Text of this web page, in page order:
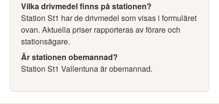
Vilka drivmedel finns på stationen?
Station St1 har de drivmedel som visas i formuläret
ovan. Aktuella priser rapporteras av förare och
stationsägare.
Är stationen obemannad?
Station St1 Vallentuna är obemannad.